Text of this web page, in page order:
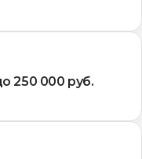
250 000 руб.